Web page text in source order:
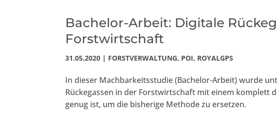
Bachelor-Arbeit: Digitale
Forstwirtschaft
31.05.2020 | FORSTVERWALTUNG, POI, ROYALGPS
In dieser Machbarkeitsstudie (Bachelor-Arbeit) wurde
Rückegassen in der Forstwirtschaft mit einem komplett
genug ist, um die bisherige Methode zu ersetzen.